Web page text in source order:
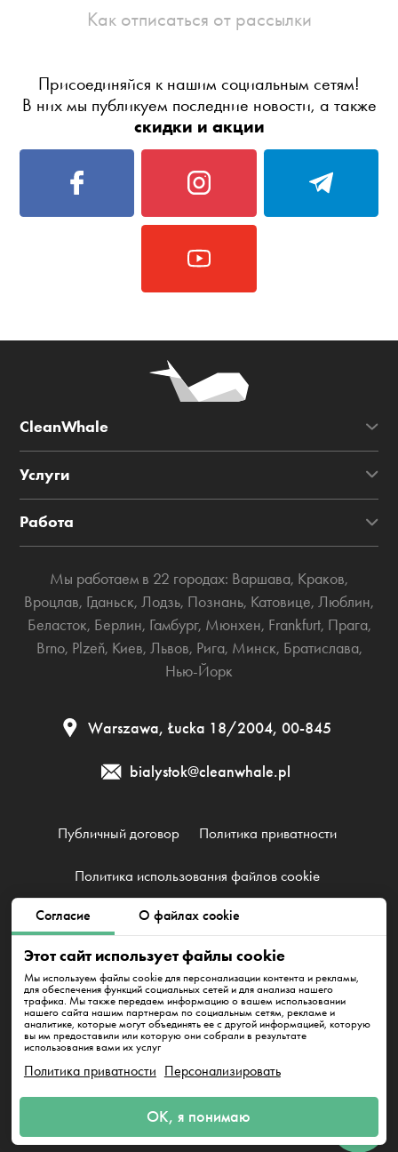
Согласие О файлах cookie
Этот сайт использует файлы cookie
Мы используем файлы cookie для персонализации контента и рекламы,
для обеспечения функций социальных сетей и для анализа нашего
трафика. Мы также передаем информацию о вашем использовании
нашего сайта нашим партнерам по социальным сетям, рекламе и
аналитике, которые могут объединять ее с другой информацией, которую
вы им предоставили или которую они собрали в результате
использования вами их услуг
Политика приватности Персонализировать
ОК, я понимаю
Как отписаться от рассылки
Присоединяйся к нашим социальным сетям!
В них мы публикуем последние новости, а также
скидки и акции
CleanWhale
Услуги
Работа
Мы работаем в 22 городах: Варшава, Краков,
Вроцлав, Гданьск, Лодзь, Познань, Катовице, Люблин,
Беласток, Берлин, Гамбург, Мюнхен, Frankfurt, Прага,
Brno, Plzeň, Киев, Львов, Рига, Минск, Братислава,
Нью-Йорк
Warszawa, Łucka 18/2004, 00-845
bialystok@cleanwhale.pl
Публичный договор Политика приватности
Политика использования файлов cookie
Clean Whale Sp. z o.o., KRS 0000868230, NIP: 6751738063,
REGON: 38745511400000
Warszawa, Łucka 18/2004, 00-845
Напишите нам